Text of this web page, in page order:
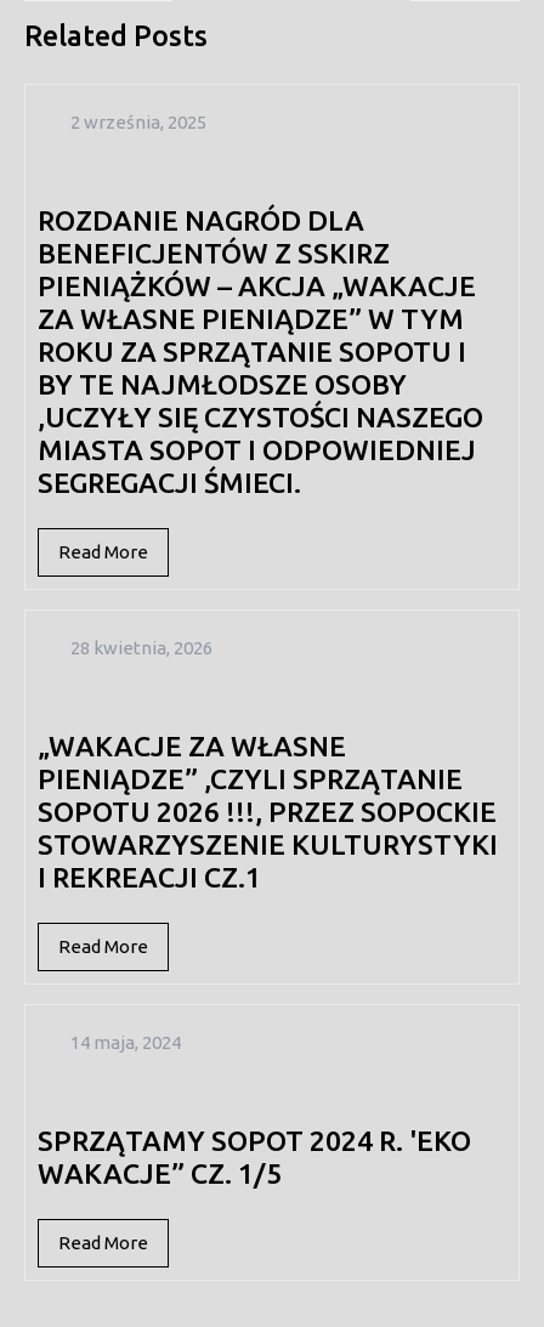
Related Posts
2 września, 20252
ROZDANIE NAGRÓD DLA
BENEFICJENTÓW Z SSKIRZ
PIENIĄŻKÓW – AKCJA „WAKACJE
ZA WŁASNE PIENIĄDZE” W TYM
ROKU ZA SPRZĄTANIE SOPOTU I
BY TE NAJMŁODSZE OSOBY
,UCZYŁY SIĘ CZYSTOŚCI NASZEGO
MIASTA SOPOT I ODPOWIEDNIEJ
SEGREGACJI ŚMIECI.
Read More
More
28 kwietnia, 202628
„WAKACJE ZA WŁASNE
PIENIĄDZE” ,CZYLI SPRZĄTANIE
SOPOTU 2026 !!!, PRZEZ SOPOCKIE
STOWARZYSZENIE KULTURYSTYKI
I REKREACJI CZ.1
Read More
More
14 maja, 202414
SPRZĄTAMY SOPOT 2024 R. 'EKO
WAKACJE” CZ. 1/5
Read More
More